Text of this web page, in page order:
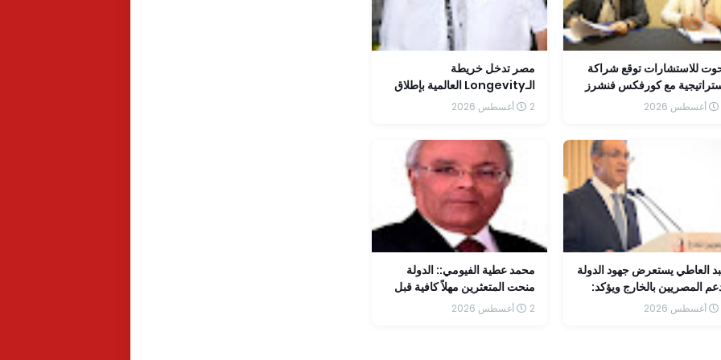
للاستشارات توقع شراكة
مع كورفكس فنشرز
الشركات من سد فجوة
مصر تدخل خريطة
الـLongevity العالمية بإطلاق
الصحي
2 أغسطس 2026
العاطي يستعرض جهود الدولة
المصريين بالخارج ويؤكد:
الخدمات القنصلية أولوية
محمد عطية الفيومي:: الدولة
منحت المتعثرين مهلاً كافية قبل
اتخاذ إجراءات السحب.
2 أغسطس 2026